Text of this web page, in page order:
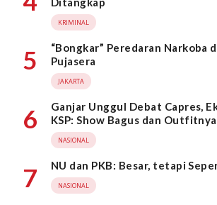
KRIMINAL
5
“Bongkar” Peredaran Narkoba
Pujasera
JAKARTA
6
Ganjar Unggul Debat Capres,
KSP: Show Bagus dan
NASIONAL
7 NU dan PKB: Besar, tetapi
NASIONAL